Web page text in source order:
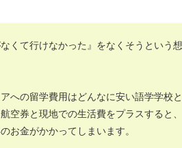
くて行けなかった』をなくそうという想
への留学費用はどんなに安い語学学校と
空券と現地での生活費をプラスすると、
お金がかかってしまいます。